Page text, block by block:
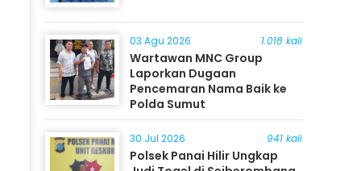
03 Agu 2026 1.018 kali
Wartawan MNC Group
Laporkan Dugaan
Pencemaran Nama Baik ke
Polda Sumut
30 Jul 2026 941 kali
Polsek Panai Hilir Ungkap